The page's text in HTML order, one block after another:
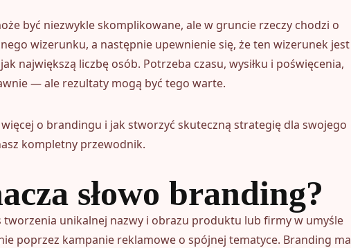
być niezwykle skomplikowane, ale w gruncie rzeczy chodzi o
wizerunku, a następnie upewnienie się, że ten wizerunek jest
największą liczbę osób. Potrzeba czasu, wysiłku i poświęcenia,
— ale rezultaty mogą być tego warte.
o brandingu i jak stworzyć skuteczną strategię dla swojego
kompletny przewodnik.
słowo branding?
tworzenia unikalnej nazwy i obrazu produktu lub firmy w umyśle
poprzez kampanie reklamowe o spójnej tematyce. Branding ma